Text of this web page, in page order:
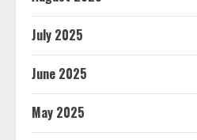
July 2025
June 2025
May 2025